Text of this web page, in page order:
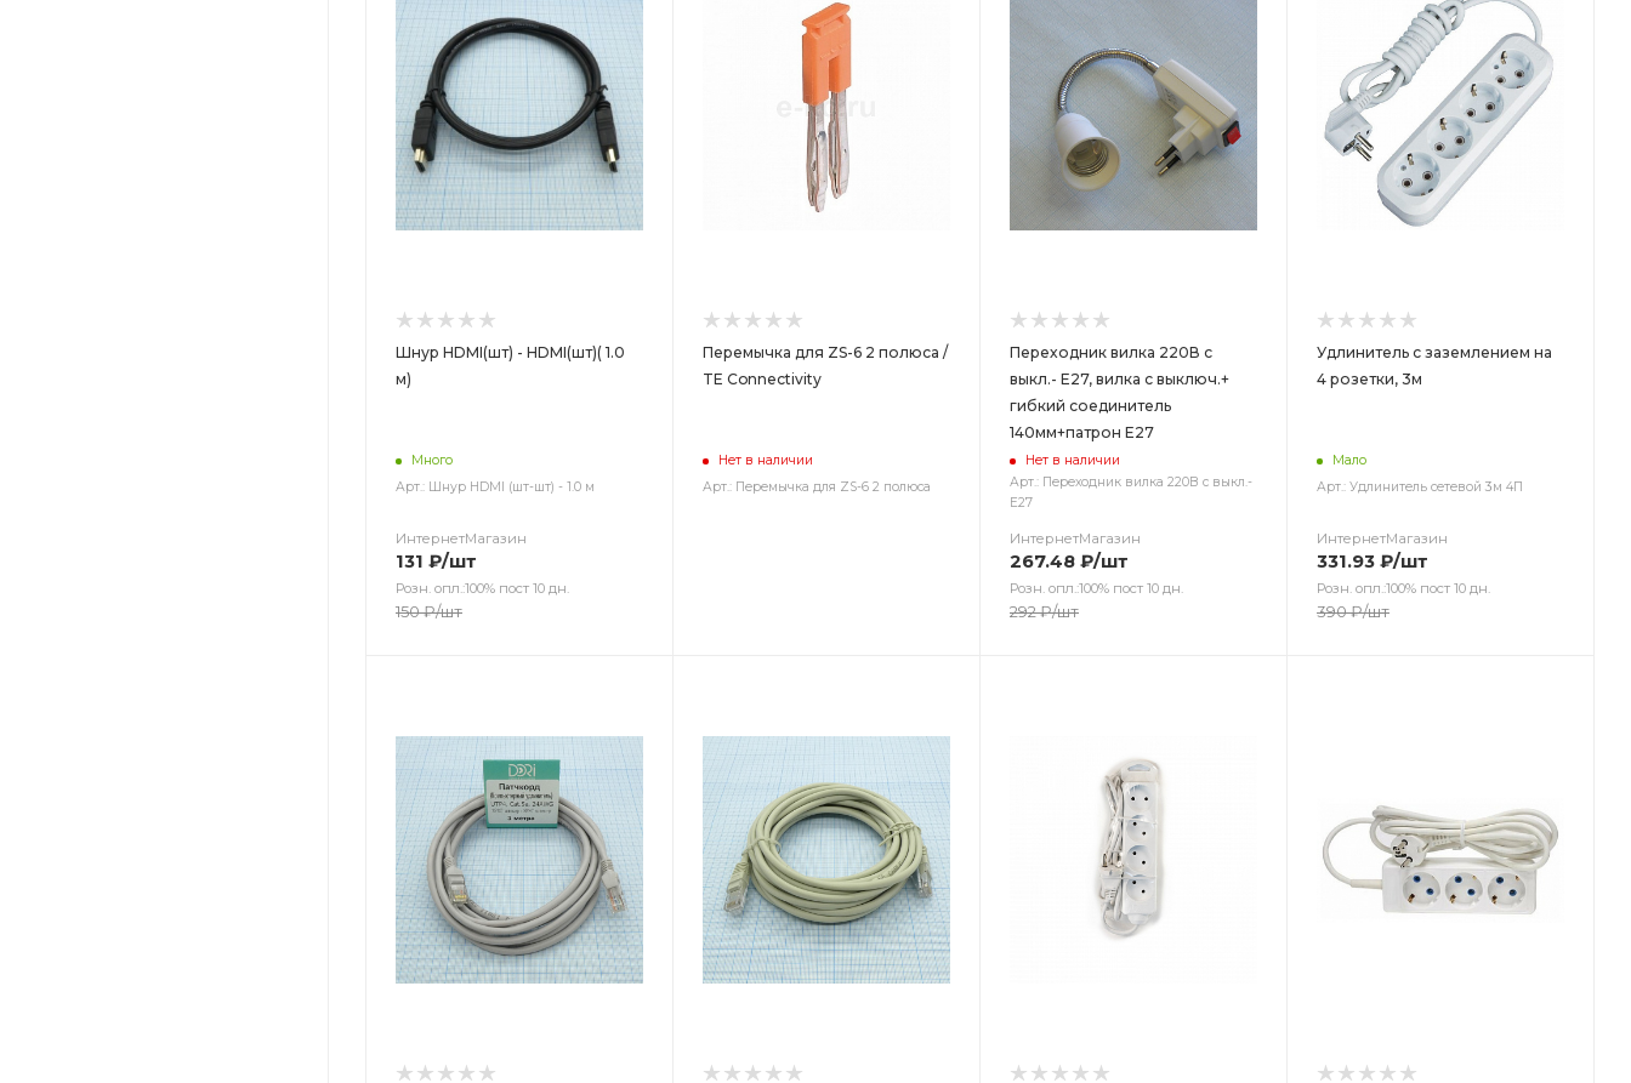
Шнур HDMI(шт) - HDMI(шт)( 1.0
м)
Много
Арт.: Шнур HDMI (шт-шт) - 1.0 м
ИнтернетМагазин
131 ₽/шт
Розн. опл.:100% пост 10 дн.
150₽/шт
Перемычка для ZS-6 2 полюса /
TE Connectivity
Нет в наличии
Арт.: Перемычка для ZS-6 2 полюса
Переходник вилка 220В с
выкл.- Е27, вилка с выключ.+
гибкий соединитель
140мм+патрон E27
Нет в наличии
Арт.: Переходник вилка 220В с выкл.-
Е27
ИнтернетМагазин
267.48 ₽/шт
Розн. опл.:100% пост 10 дн.
292₽/шт
Удлинитель с заземлением на
4 розетки, 3м
Мало
Арт.: Удлинитель сетевой 3м 4П
ИнтернетМагазин
331.93 ₽/шт
Розн. опл.:100% пост 10 дн.
390₽/шт